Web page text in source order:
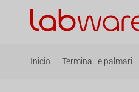
Inicio | Terminali e palmari |